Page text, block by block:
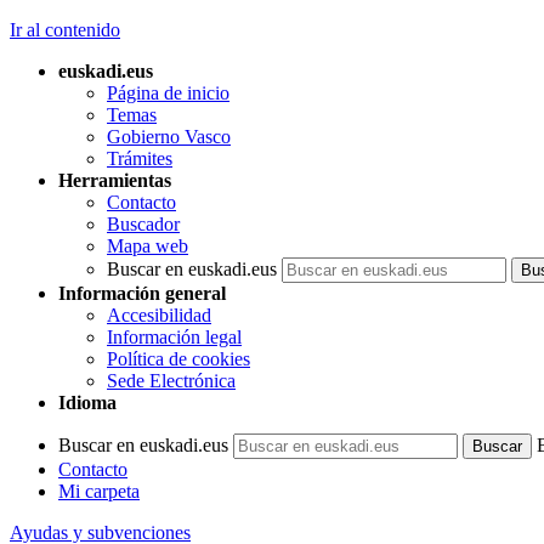
Ir al contenido
euskadi.eus
Página de inicio
Temas
Gobierno Vasco
Trámites
Herramientas
Contacto
Buscador
Mapa web
Buscar en euskadi.eus
Información general
Accesibilidad
Información legal
Política de cookies
Sede Electrónica
Idioma
Buscar en euskadi.eus
Contacto
Mi carpeta
Ayudas y subvenciones